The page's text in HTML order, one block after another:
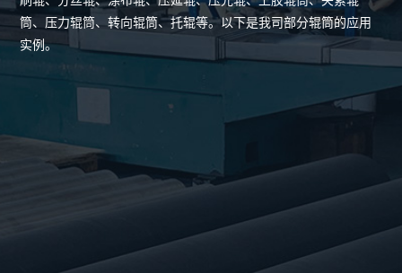
筒、压力辊筒、转向辊筒、托辊等。以下是我司部分辊筒的应用
实例。
纺织印染行业